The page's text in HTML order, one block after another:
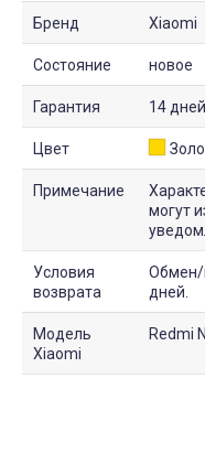
Бренд Xiaomi
Состояние новое
Гарантия 14 дней
Цвет
Примечание
могут
Условия
возврата
Обмен/
дней.
Модель
Xiaomi
Redmi